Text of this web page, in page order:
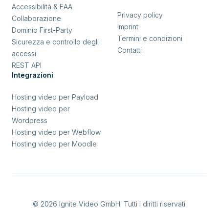
Accessibilità & EAA
Collaborazione
Dominio First-Party
Sicurezza e controllo degli
accessi
REST API
Integrazioni
Hosting video per Payload
Hosting video per
Wordpress
Hosting video per Webflow
Hosting video per Moodle
Privacy policy
Imprint
Termini e condizioni
Contatti
© 2026 Ignite Video GmbH. Tutti i diritti riservati.